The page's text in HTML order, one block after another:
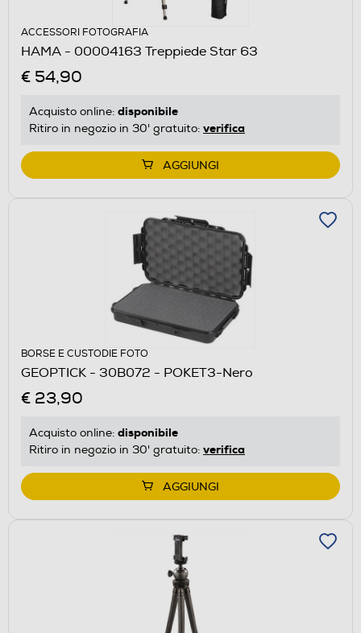
ACCESSORI FOTOGRAFIA
HAMA - 00004163 Treppiede Star 63
€ 54,90
Acquisto online: disponibile
Ritiro in negozio in 30' gratuito: verifica
AGGIUNGI
BORSE E CUSTODIE FOTO
GEOPTICK - 30B072 - POKET3-Nero
€ 23,90
Acquisto online: disponibile
Ritiro in negozio in 30' gratuito: verifica
AGGIUNGI